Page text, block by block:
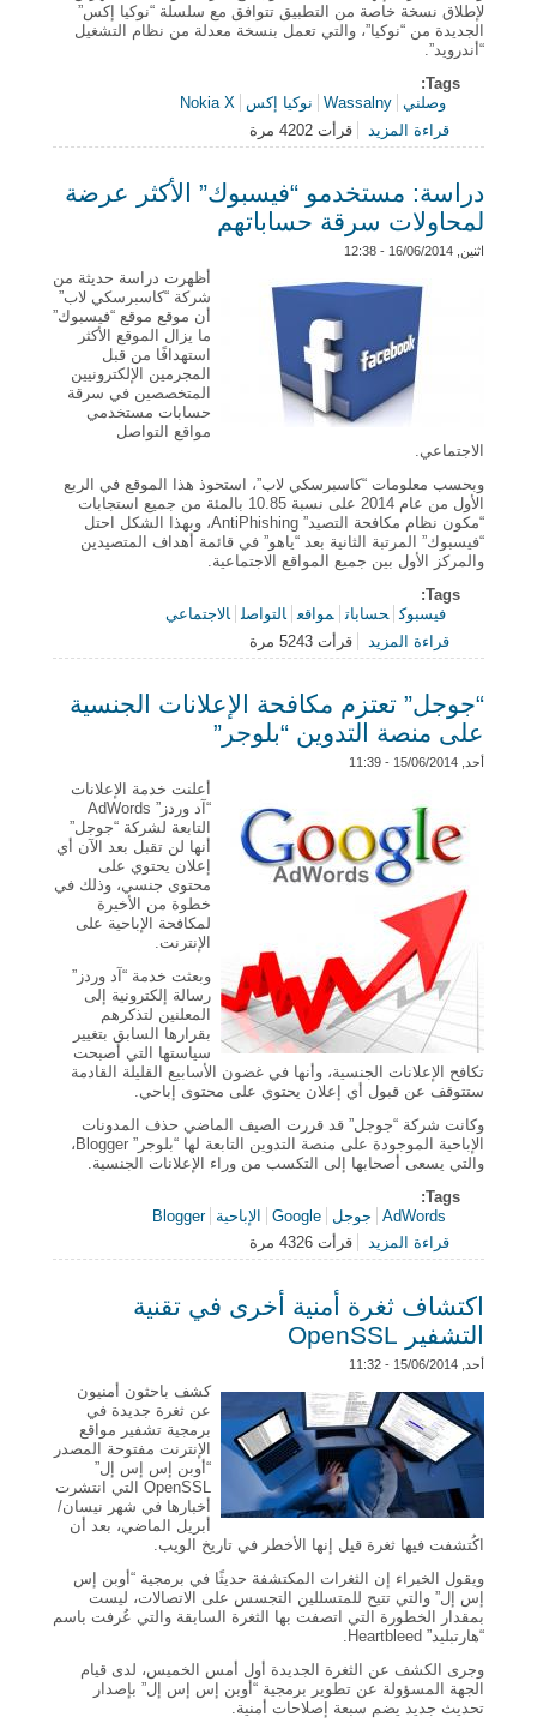
لإطلاق نسخة خاصة من التطبيق تتوافق مع سلسلة “نوكيا إكس”
الجديدة من “نوكيا”، والتي تعمل بنسخة معدلة من نظام التشغيل
“أندرويد”.
Tags:
وصلني
Wassalny نوكيا إكس
Nokia X
قراءة المزيد
حول تطبيق “وصلني” المروري يصل إلى هواتف “نوكيا
إكس”
قرأت 4202 مرة
دراسة: مستخدمو “فيسبوك” الأكثر عرضة
لمحاولات سرقة حساباتهم
اثنين, 16/06/2014 - 12:38
أظهرت دراسة حديثة من
شركة “كاسبرسكي لاب”
أن موقع موقع “فيسبوك”
ما يزال الموقع الأكثر
استهدافًا من قبل
المجرمين الإلكترونيين
المتخصصين في سرقة
حسابات مستخدمي
مواقع التواصل
الاجتماعي.
وبحسب معلومات “كاسبرسكي لاب”، استحوذ هذا الموقع في الربع
الأول من عام 2014 على نسبة 10.85 بالمئة من جميع استجابات
“مكون نظام مكافحة التصيد” AntiPhishing، وبهذا الشكل احتل
“فيسبوك” المرتبة الثانية بعد “ياهو” في قائمة أهداف المتصيدين
والمركز الأول بين جميع المواقع الاجتماعية.
Tags:
فيسبوك
حسابات مواقع التواصل
الاجتماعي
قراءة المزيد
حول دراسة: مستخدمو “فيسبوك” الأكثر عرضة لمحاولات
سرقة حساباتهم
قرأت 5243 مرة
“جوجل” تعتزم مكافحة الإعلانات الجنسية
على منصة التدوين “بلوجر”
أحد, 15/06/2014 - 11:39
أعلنت خدمة الإعلانات
“آد وردز” AdWords
التابعة لشركة “جوجل”
أنها لن تقبل بعد الآن أي
إعلان يحتوي على
محتوى جنسي، وذلك في
خطوة من الأخيرة
لمكافحة الإباحية على
الإنترنت.
وبعثت خدمة “آد وردز”
رسالة إلكترونية إلى
المعلنين لتذكرهم
بقرارها السابق بتغيير
سياستها التي أصبحت
تكافح الإعلانات الجنسية، وأنها في غضون الأسابيع القليلة القادمة
ستتوقف عن قبول أي إعلان يحتوي على محتوى إباحي.
وكانت شركة “جوجل” قد قررت الصيف الماضي حذف المدونات
الإباحية الموجودة على منصة التدوين التابعة لها “بلوجر” Blogger،
والتي يسعى أصحابها إلى التكسب من وراء الإعلانات الجنسية.
Tags:
AdWords
جوجل Google الإباحية
Blogger
قراءة المزيدحول “جوجل” تعتزم مكافحة الإعلانات الجنسية على منصة
التدوين “بلوجر”
قرأت 4326 مرة
اكتشاف ثغرة أمنية أخرى في تقنية
التشفير OpenSSL
أحد, 15/06/2014 - 11:32
كشف باحثون أمنيون
عن ثغرة جديدة في
برمجية تشفير مواقع
الإنترنت مفتوحة المصدر
“أوبن إس إس إل”
OpenSSL التي انتشرت
أخبارها في شهر نيسان/
أبريل الماضي، بعد أن
اكُتشفت فيها ثغرة قيل إنها الأخطر في تاريخ الويب.
ويقول الخبراء إن الثغرات المكتشفة حديثًا في برمجية “أوبن إس
إس إل” والتي تتيح للمتسللين التجسس على الاتصالات، ليست
بمقدار الخطورة التي اتصفت بها الثغرة السابقة والتي عُرفت باسم
“هارتبليد” Heartbleed.
وجرى الكشف عن الثغرة الجديدة أول أمس الخميس، لدى قيام
الجهة المسؤولة عن تطوير برمجية “أوبن إس إس إل” بإصدار
تحديث جديد يضم سبعة إصلاحات أمنية.